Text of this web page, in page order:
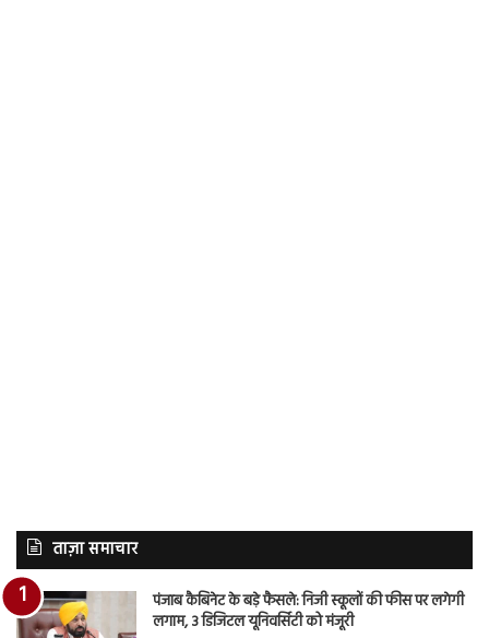
ताज़ा समाचार
पंजाब कैबिनेट के बड़े फैसले: निजी स्कूलों की फीस पर लगेगी
लगाम, 3 डिजिटल यूनिवर्सिटी को मंजूरी